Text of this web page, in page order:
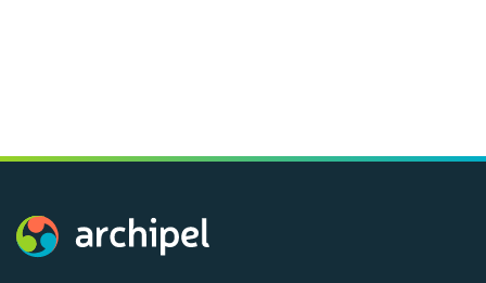
CONTACTEZ-NOUS